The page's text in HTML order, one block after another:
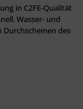
in C2FE-Qualität
Wasser- und
des